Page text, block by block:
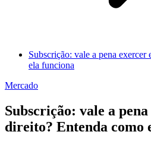
Subscrição: vale a pena exercer
ela funciona
Mercado
Subscrição: vale a pena
direito? Entenda como